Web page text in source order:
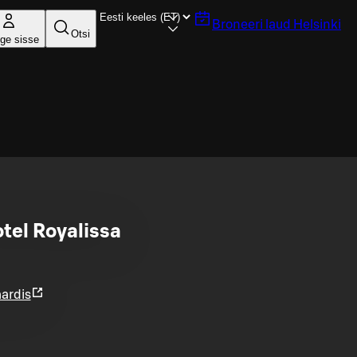
sisse Otsi
Broneeri laud Helsinki
Royalissa